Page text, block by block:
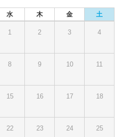
水 木 金 土
1 2 3 4
8 9 10 11
15 16 17 18
22 23 24 25